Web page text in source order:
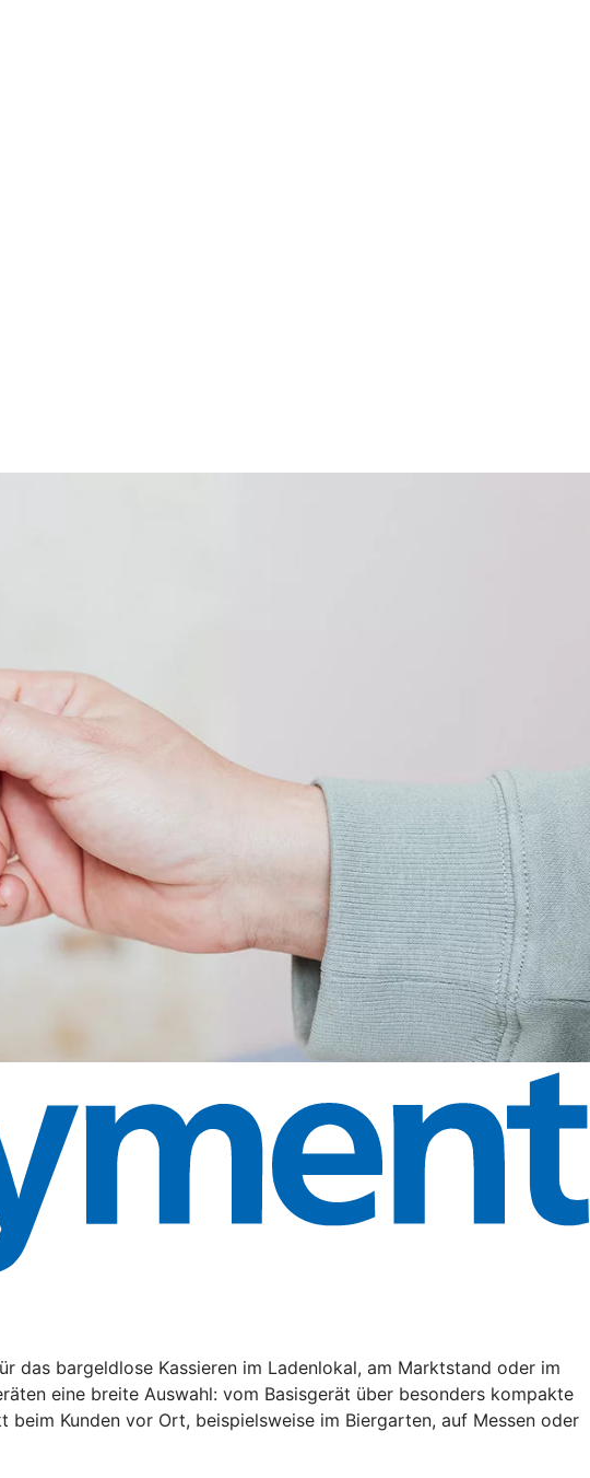
das bargeldlose Kassieren im Ladenlokal, am Marktstand oder im
eine breite Auswahl: vom Basisgerät über besonders kompakte
Kunden vor Ort, beispielsweise im Biergarten, auf Messen oder